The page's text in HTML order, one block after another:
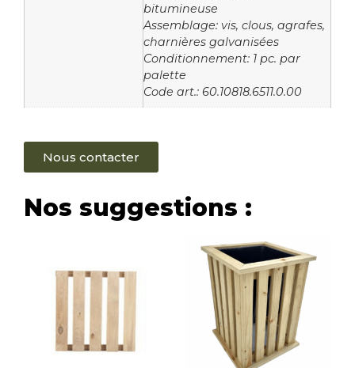
bitumineuse
Assemblage: vis, clous, agrafes,
charnières galvanisées
Conditionnement: 1 pc. par
palette
Code art.: 60.10818.6511.0.00
Nous contacter
Nos suggestions :